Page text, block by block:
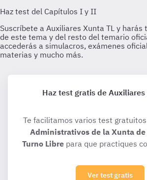
Haz test gratis de Auxiliares
Te facilitamos varios test
Administrativos de la Xunta de
Turno Libre para que practiques
Ver test gratis